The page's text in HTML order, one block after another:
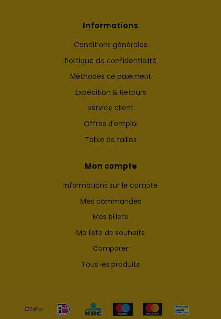
Informations
Conditions générales
Politique de confidentialité
Méthodes de paiement
Expédition & Retours
Service client
Offres d'emploi
Table de tailles
Mon compte
Informations sur le compte
Mes commandes
Mes billets
Ma liste de souhaits
Comparer
Tous les produits